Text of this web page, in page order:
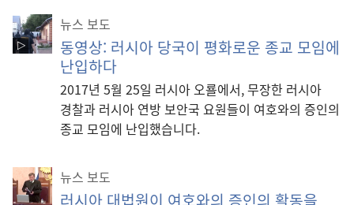
뉴스 보도
동영상: 러시아 당국이 평화로운 종교 모임에
난입하다
2017년 5월 25일 러시아 오룔에서, 무장한 러시아
경찰과 러시아 연방 보안국 요원들이 여호와의 증인의
종교 모임에 난입했습니다.
뉴스 보도
러시아 대법원이 여호와의 증인의 활동을